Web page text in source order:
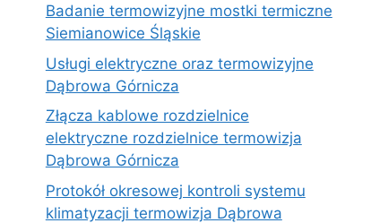
Badanie termowizyjne mostki termiczne
Siemianowice Śląskie
Usługi elektryczne oraz termowizyjne
Dąbrowa Górnicza
Złącza kablowe rozdzielnice
elektryczne rozdzielnice termowizja
Dąbrowa Górnicza
Protokół okresowej kontroli systemu
klimatyzacji termowizja Dąbrowa